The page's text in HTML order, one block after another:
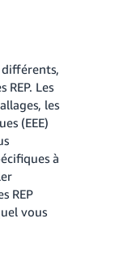
différents,
Les
les
(EEE)
à
REP
vous